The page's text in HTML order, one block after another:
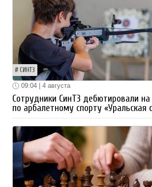
СИНТЗ
09:04 | 4 августа
Сотрудники СинТЗ дебютировали на
по арбалетному спорту «Уральская